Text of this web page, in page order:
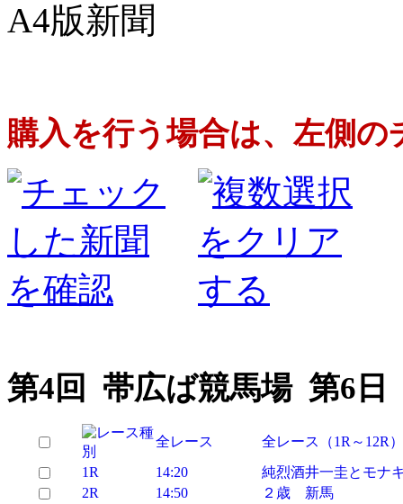
A4版新聞
購入を行う場合は、左側
第4回 帯広ば競馬場 第6日
全レース
全レース（1R～12R
1R
14:20
純烈酒井一圭とモナ
2R
14:50
２歳 新馬